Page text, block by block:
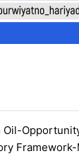
Oil-